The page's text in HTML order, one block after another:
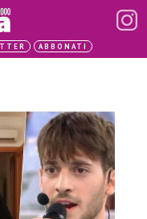
ABBONATI